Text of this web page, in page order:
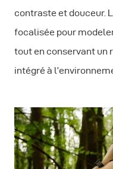
contraste et douceur.
focalisée pour
tout en conservant un
intégré à